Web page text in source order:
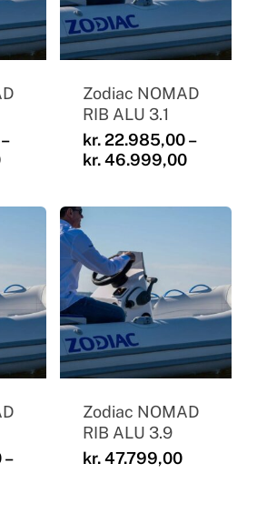
–
Prisinterval:
kr. 42.899,00
Zodiac NOMAD
RIB ALU 3.1
kr.22.985,00–
kr.46.999,00
–
Zodiac NOMAD
RIB ALU 3.9
kr.47.799,00